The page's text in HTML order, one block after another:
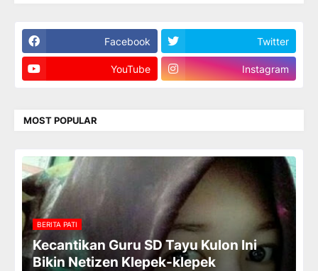
Facebook Twitter
YouTube Instagram
MOST POPULAR
BERITA PATI
Kecantikan Guru SD Tayu Kulon Ini
Bikin Netizen Klepek-klepek